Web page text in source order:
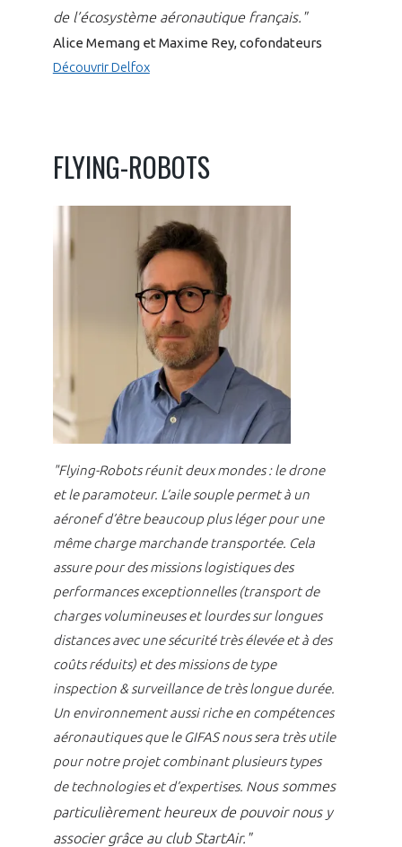
de l’écosystème aéronautique français."
Alice Memang et Maxime Rey, cofondateurs
Découvrir Delfox
FLYING-ROBOTS
"Flying-Robots réunit deux mondes : le drone
et le paramoteur. L’aile souple permet à un
aéronef d’être beaucoup plus léger pour une
même charge marchande transportée. Cela
assure pour des missions logistiques des
performances exceptionnelles (transport de
charges volumineuses et lourdes sur longues
distances avec une sécurité très élevée et à des
coûts réduits) et des missions de type
inspection & surveillance de très longue durée.
Un environnement aussi riche en compétences
aéronautiques que le GIFAS nous sera très utile
pour notre projet combinant plusieurs types
de technologies et d’expertises. Nous sommes
particulièrement heureux de pouvoir nous y
associer grâce au club StartAir."